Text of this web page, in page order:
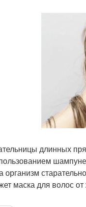
длинных
организм
маска для волос